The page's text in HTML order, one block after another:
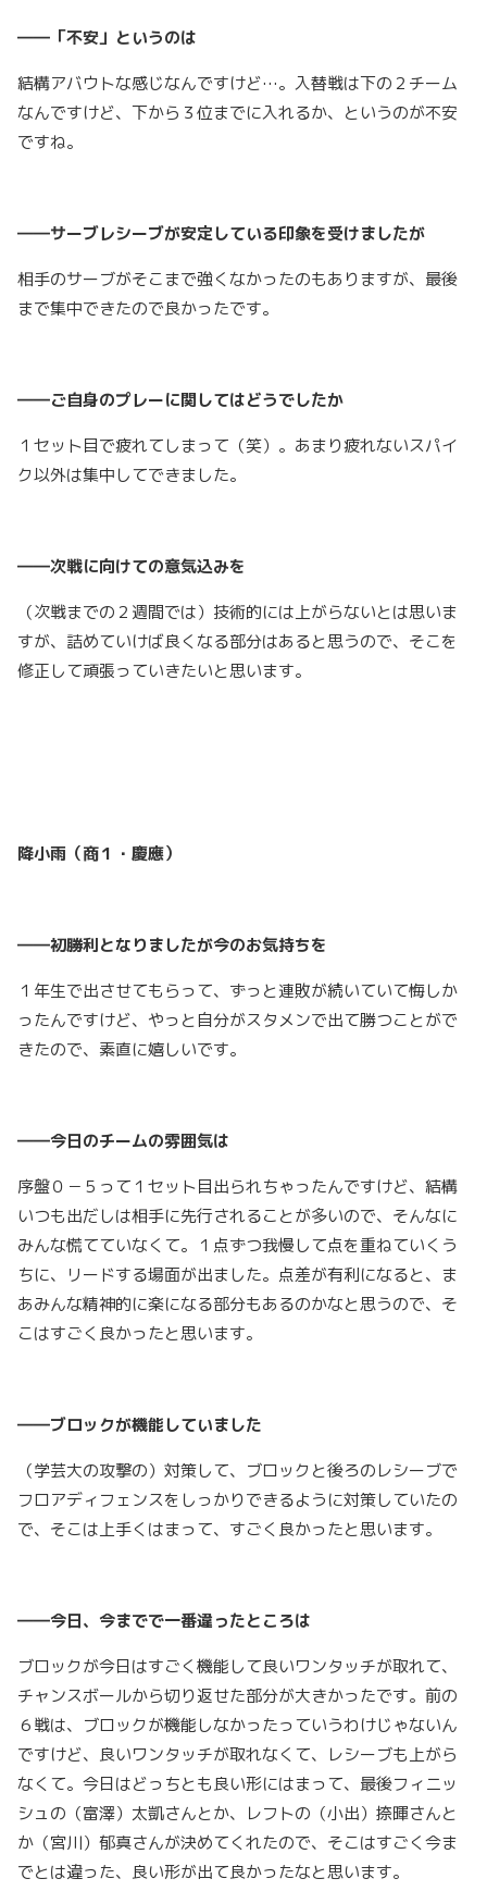
――「不安」というのは
結構アバウトな感じなんですけど…。入替戦は下の２チーム
なんですけど、下から３位までに入れるか、というのが不安
ですね。
――サーブレシーブが安定している印象を受けましたが
相手のサーブがそこまで強くなかったのもありますが、最後
まで集中できたので良かったです。
――ご自身のプレーに関してはどうでしたか
１セット目で疲れてしまって（笑）。あまり疲れないスパイ
ク以外は集中してできました。
――次戦に向けての意気込みを
（次戦までの２週間では）技術的には上がらないとは思いま
すが、詰めていけば良くなる部分はあると思うので、そこを
修正して頑張っていきたいと思います。
降小雨（商１・慶應）
――初勝利となりましたが今のお気持ちを
１年生で出させてもらって、ずっと連敗が続いていて悔しか
ったんですけど、やっと自分がスタメンで出て勝つことがで
きたので、素直に嬉しいです。
――今日のチームの雰囲気は
序盤０－５って１セット目出られちゃったんですけど、結構
いつも出だしは相手に先行されることが多いので、そんなに
みんな慌てていなくて。１点ずつ我慢して点を重ねていくう
ちに、リードする場面が出ました。点差が有利になると、ま
あみんな精神的に楽になる部分もあるのかなと思うので、そ
こはすごく良かったと思います。
――ブロックが機能していました
（学芸大の攻撃の）対策して、ブロックと後ろのレシーブで
フロアディフェンスをしっかりできるように対策していたの
で、そこは上手くはまって、すごく良かったと思います。
――今日、今までで一番違ったところは
ブロックが今日はすごく機能して良いワンタッチが取れて、
チャンスボールから切り返せた部分が大きかったです。前の
６戦は、ブロックが機能しなかったっていうわけじゃないん
ですけど、良いワンタッチが取れなくて、レシーブも上がら
なくて。今日はどっちとも良い形にはまって、最後フィニッ
シュの（富澤）太凱さんとか、レフトの（小出）捺暉さんと
か（宮川）郁真さんが決めてくれたので、そこはすごく今ま
でとは違った、良い形が出て良かったなと思います。